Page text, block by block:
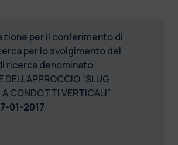
per il conferimento di
per lo svolgimento del
ricerca denominato:
DELL’APPROCCIO “SLUG
CONDOTTI VERTICALI”
01-2017